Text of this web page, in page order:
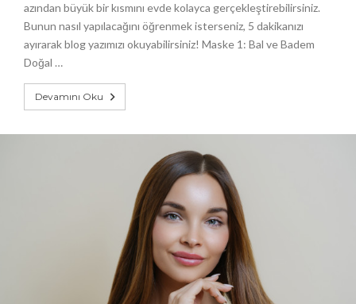
azından büyük bir kısmını evde kolayca gerçekleştirebilirsiniz.
Bunun nasıl yapılacağını öğrenmek isterseniz, 5 dakikanızı
ayırarak blog yazımızı okuyabilirsiniz! Maske 1: Bal ve Badem
Doğal …
Devamını Oku